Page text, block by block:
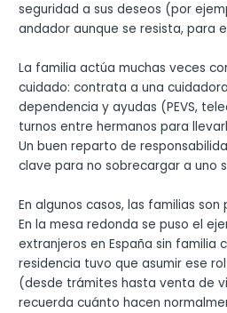
seguridad a sus deseos (por
andador aunque se resista, para
La familia actúa muchas veces
cuidado: contrata a una
dependencia y ayudas (PEVS,
turnos entre hermanos para
Un buen reparto de
clave para no sobrecargar a uno
En algunos casos, las familias
En la mesa redonda se puso el
extranjeros en España sin familia
residencia tuvo que asumir ese
(desde trámites hasta venta de
recuerda cuánto hacen